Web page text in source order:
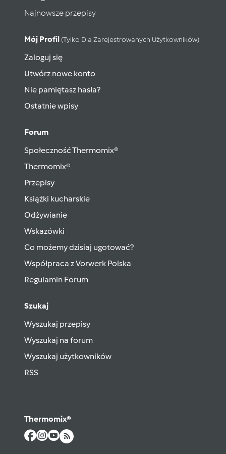
Najnowsze przepisy
Mój Profil (tylko Dla Zarejestrowanych Użytkowników)
Zaloguj się
Utwórz nowe konto
Nie pamiętasz hasła?
Ostatnie wpisy
Forum
Społeczność Thermomix®
Thermomix®
Przepisy
Książki kucharskie
Odżywianie
Wskazówki
Co możemy dzisiaj ugotować?
Współpraca z Vorwerk Polska
Regulamin Forum
Szukaj
Wyszukaj przepisy
Wyszukaj na forum
Wyszukaj użytkowników
RSS
Thermomix®